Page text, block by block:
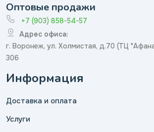
Оптовые продажи
+7 (903) 858-54-57
Адрес офиса:
г. Воронеж, ул. Холмистая, д.70 (ТЦ
306
Информация
Доставка и оплата
Услуги